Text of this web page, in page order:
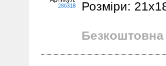
286318
Розміри:
Безкоштовна